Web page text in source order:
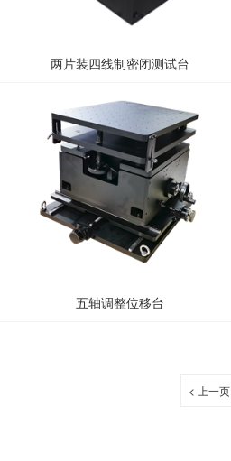
两片装四线制密闭测试台
五轴调整位移台
< 上一页